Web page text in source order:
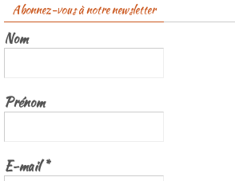
Abonnez-vous à notre newsletter
Nom
Prénom
E-mail*